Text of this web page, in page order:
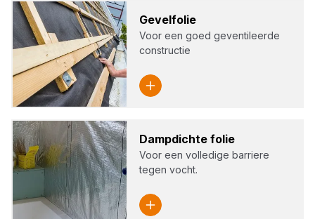
Gevelf­olie
Voor een goed geventileerde
constructie
Damp­dich­te folie
Voor een volledige barriere
tegen vocht.